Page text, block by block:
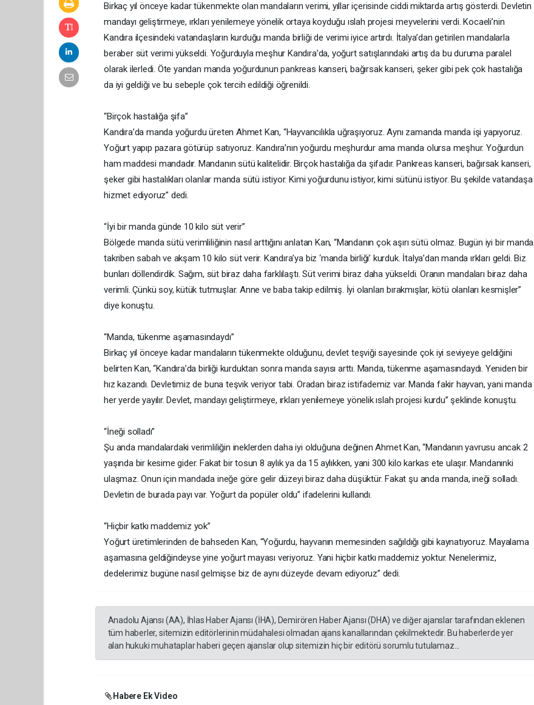
Birkaç yıl önceye kadar tükenmekte olan mandaların verimi, yıllar içerisinde ciddi miktarda artış gösterdi. Devletin
mandayı geliştirmeye, ırkları yenilemeye yönelik ortaya koyduğu ıslah projesi meyvelerini verdi. Kocaeli’nin
Kandıra ilçesindeki vatandaşların kurduğu manda birliği de verimi iyice artırdı. İtalya’dan getirilen mandalarla
beraber süt verimi yükseldi. Yoğurduyla meşhur Kandıra’da, yoğurt satışlarındaki artış da bu duruma paralel
olarak ilerledi. Öte yandan manda yoğurdunun pankreas kanseri, bağırsak kanseri, şeker gibi pek çok hastalığa
da iyi geldiği ve bu sebeple çok tercih edildiği öğrenildi.
“Birçok hastalığa şifa”
Kandıra’da manda yoğurdu üreten Ahmet Kan, “Hayvancılıkla uğraşıyoruz. Aynı zamanda manda işi yapıyoruz.
Yoğurt yapıp pazara götürüp satıyoruz. Kandıra’nın yoğurdu meşhurdur ama manda olursa meşhur. Yoğurdun
ham maddesi mandadır. Mandanın sütü kalitelidir. Birçok hastalığa da şifadır. Pankreas kanseri, bağırsak kanseri,
şeker gibi hastalıkları olanlar manda sütü istiyor. Kimi yoğurdunu istiyor, kimi sütünü istiyor. Bu şekilde vatandaşa
hizmet ediyoruz” dedi.
“İyi bir manda günde 10 kilo süt verir”
Bölgede manda sütü verimliliğinin nasıl arttığını anlatan Kan, “Mandanın çok aşırı sütü olmaz. Bugün iyi bir manda
takriben sabah ve akşam 10 kilo süt verir. Kandıra’ya biz ‘manda birliği’ kurduk. İtalya’dan manda ırkları geldi. Biz
bunları döllendirdik. Sağım, süt biraz daha farklılaştı. Süt verimi biraz daha yükseldi. Oranın mandaları biraz daha
verimli. Çünkü soy, kütük tutmuşlar. Anne ve baba takip edilmiş. İyi olanları bırakmışlar, kötü olanları kesmişler”
diye konuştu.
“Manda, tükenme aşamasındaydı”
Birkaç yıl önceye kadar mandaların tükenmekte olduğunu, devlet teşviği sayesinde çok iyi seviyeye geldiğini
belirten Kan, “Kandıra’da birliği kurduktan sonra manda sayısı arttı. Manda, tükenme aşamasındaydı. Yeniden bir
hız kazandı. Devletimiz de buna teşvik veriyor tabi. Oradan biraz istifademiz var. Manda fakir hayvan, yani manda
her yerde yayılır. Devlet, mandayı geliştirmeye, ırkları yenilemeye yönelik ıslah projesi kurdu” şeklinde konuştu.
“İneği solladı”
Şu anda mandalardaki verimliliğin ineklerden daha iyi olduğuna değinen Ahmet Kan, “Mandanın yavrusu ancak 2
yaşında bir kesime gider. Fakat bir tosun 8 aylık ya da 15 aylıkken, yani 300 kilo karkas ete ulaşır. Mandanınki
ulaşmaz. Onun için mandada ineğe göre gelir düzeyi biraz daha düşüktür. Fakat şu anda manda, ineği solladı.
Devletin de burada payı var. Yoğurt da popüler oldu” ifadelerini kullandı.
“Hiçbir katkı maddemiz yok”
Yoğurt üretimlerinden de bahseden Kan, “Yoğurdu, hayvanın memesinden sağıldığı gibi kaynatıyoruz. Mayalama
aşamasına geldiğindeyse yine yoğurt mayası veriyoruz. Yani hiçbir katkı maddemiz yoktur. Nenelerimiz,
dedelerimiz bugüne nasıl gelmişse biz de aynı düzeyde devam ediyoruz” dedi.
Anadolu Ajansı (AA), İhlas Haber Ajansı (İHA), Demirören Haber Ajansı (DHA) ve diğer ajanslar tarafından eklenen
tüm haberler, sitemizin editörlerinin müdahalesi olmadan ajans kanallarından çekilmektedir. Bu haberlerde yer
alan hukuki muhataplar haberi geçen ajanslar olup sitemizin hiç bir editörü sorumlu tutulamaz...
Habere Ek Video